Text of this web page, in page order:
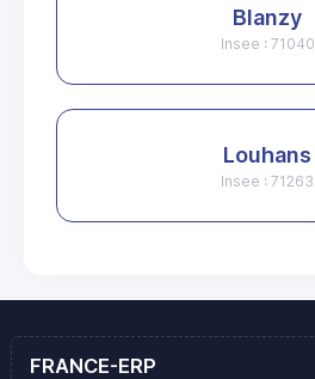
Blanzy
Insee : 71040
Louhans
Insee : 71263
FRANCE-ERP